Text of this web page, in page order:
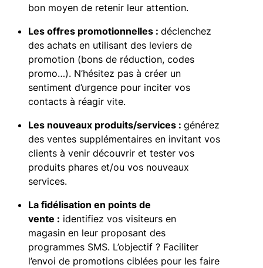
bon moyen de retenir leur attention.
Les offres promotionnelles : déclenchez
des achats en utilisant des leviers de
promotion (bons de réduction, codes
promo…). N’hésitez pas à créer un
sentiment d’urgence pour inciter vos
contacts à réagir vite.
Les nouveaux produits/services : générez
des ventes supplémentaires en invitant vos
clients à venir découvrir et tester vos
produits phares et/ou vos nouveaux
services.
La fidélisation en points de
vente : identifiez vos visiteurs en
magasin en leur proposant des
programmes SMS. L’objectif ? Faciliter
l’envoi de promotions ciblées pour les faire